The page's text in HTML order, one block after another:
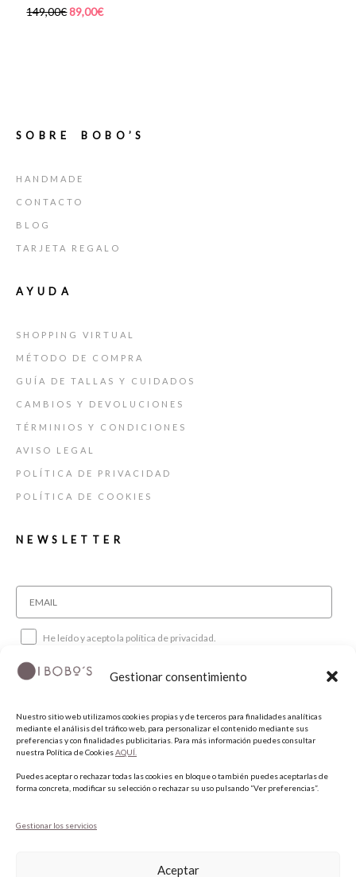
Gestionar consentimiento
Nuestro sitio web utilizamos cookies propias y de terceros para finalidades analíticas
mediante el análisis del tráfico web, para personalizar el contenido mediante sus
preferencias y con finalidades publicitarias. Para más información puedes consultar
nuestra Política de CookiesAQUÍ.
Puedes aceptar o rechazar todas las cookies en bloque o también puedes aceptarlas de
forma concreta, modificar su selección o rechazar su uso pulsando “Ver preferencias”.
Gestionar los servicios
Aceptar
89,00€
SOBRE BOBO’S
HANDMADE
CONTACTO
BLOG
TARJETA REGALO
AYUDA
SHOPPING VIRTUAL
MÉTODO DE COMPRA
GUÍA DE TALLAS Y CUIDADOS
CAMBIOS Y DEVOLUCIONES
TÉRMINIOS Y CONDICIONES
AVISO LEGAL
POLÍTICA DE PRIVACIDAD
POLÍTICA DE COOKIES
NEWSLETTER
He leído y acepto la política de privacidad.
SUSCRIBIRME
SÍGUENOS
INSTAGRAM
PINTEREST